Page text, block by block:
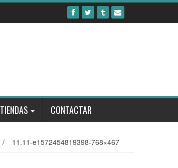
TIENDAS CONTACTAR
/ 11.11-e1572454819398-768×467